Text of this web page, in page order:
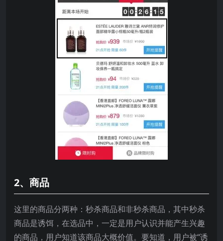
2、商品
这里的商品分两种：秒杀商品和非秒杀商品，其中秒杀
商品是诱饵，在选品中，一定是用户认识并能产生兴趣
的商品，用户知道该商品大概价值。要知道，用户被“诱